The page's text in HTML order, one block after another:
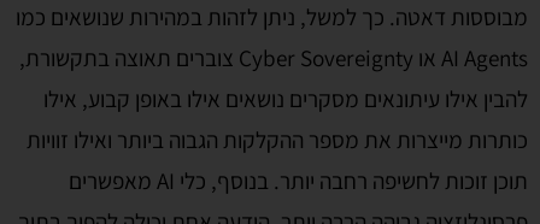
מבוססות דאטה. כך למשל, ניתן לזהות במהירות שנושאים כמו
AI Agents או Cyber Sovereignty צוברים תאוצה בתקשורת,
להבין אילו עיתונאים מסקרים נושאים אילו באופן קבוע, אילו
כותרות מייצרות את מספר ההקלקות הגבוה ביותר ואילו זוויות
תוכן זוכות לחשיפה רחבה יותר. בנוסף, כלי AI מאפשרים